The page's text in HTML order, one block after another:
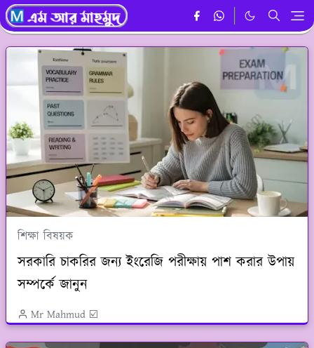
শিক্ষা বিষয়ক
সরকারি চাকরির জন্য ইংরেজি পরীক্ষায় পাশ করার উপায়
সম্পর্কে জানুন
Mr Mahmud ☑️